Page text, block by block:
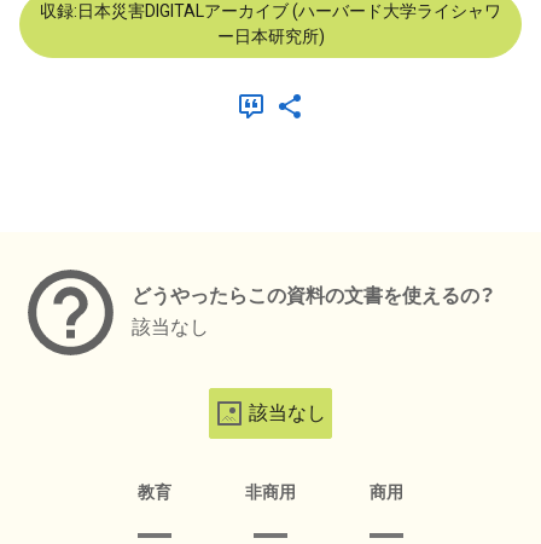
収録:日本災害DIGITALアーカイブ (ハーバード大学ライシャワ
ー日本研究所)
どうやったらこの資料の文書を使えるの？
該当なし
該当なし
教育 非商用 商用